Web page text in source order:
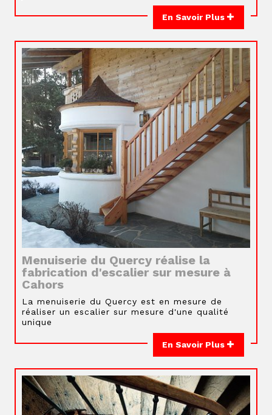
En Savoir Plus
Menuiserie du Quercy réalise la
fabrication d'escalier sur mesure à
Cahors
La menuiserie du Quercy est en mesure de
réaliser un escalier sur mesure d'une qualité
unique
En Savoir Plus